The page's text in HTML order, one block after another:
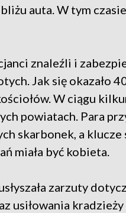
auta. W tym
znaleźli i
Jak się okazało
W ciągu
powiatach. Para
skarbonek, a klucze
miała być kobieta.
zarzuty
usiłowania